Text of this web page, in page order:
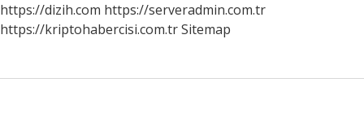
https://dizih.com https://serveradmin.com.tr
https://kriptohabercisi.com.trSitemap